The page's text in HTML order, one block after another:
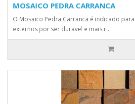
MOSAICO PEDRA CARRANCA
O Mosaico Pedra Carranca é indicado
externos por ser duravel e mais r..